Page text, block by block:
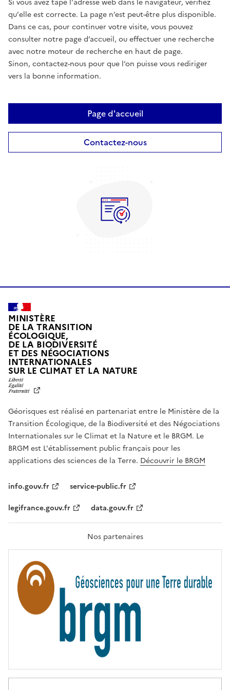
Si vous avez tapé l'adresse web dans le navigateur, vérifiez
qu'elle est correcte. La page n’est peut-être plus disponible.
Dans ce cas, pour continuer votre visite, vous pouvez
consulter notre page d’accueil, ou effectuer une recherche
avec notre moteur de recherche en haut de page.
Sinon, contactez-nous pour que l’on puisse vous rediriger
vers la bonne information.
Page d'accueil
Contactez-nous
MINISTÈRE
DE LA TRANSITION
ÉCOLOGIQUE,
DE LA BIODIVERSITÉ
ET DES NÉGOCIATIONS
INTERNATIONALES
SUR LE CLIMAT ET LA NATUREL
T
É
,
É
G
A
L
F
A
T
R
T
É
Géorisques est réalisé en partenariat entre le Ministère de la
Transition Écologique, de la Biodiversité et des Négociations
Internationales sur le Climat et la Nature et le BRGM. Le
BRGM est L'établissement public français pour les
applications des sciences de la Terre. Découvrir le BRGM
info.gouv.fr
service-public.fr
legifrance.gouv.fr
data.gouv.fr
Nos partenaires